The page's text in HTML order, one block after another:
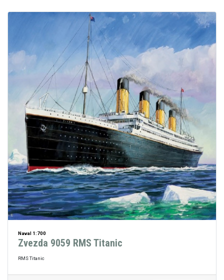
Naval 1:700
Zvezda 9059 RMS Titanic
RMS Titanic